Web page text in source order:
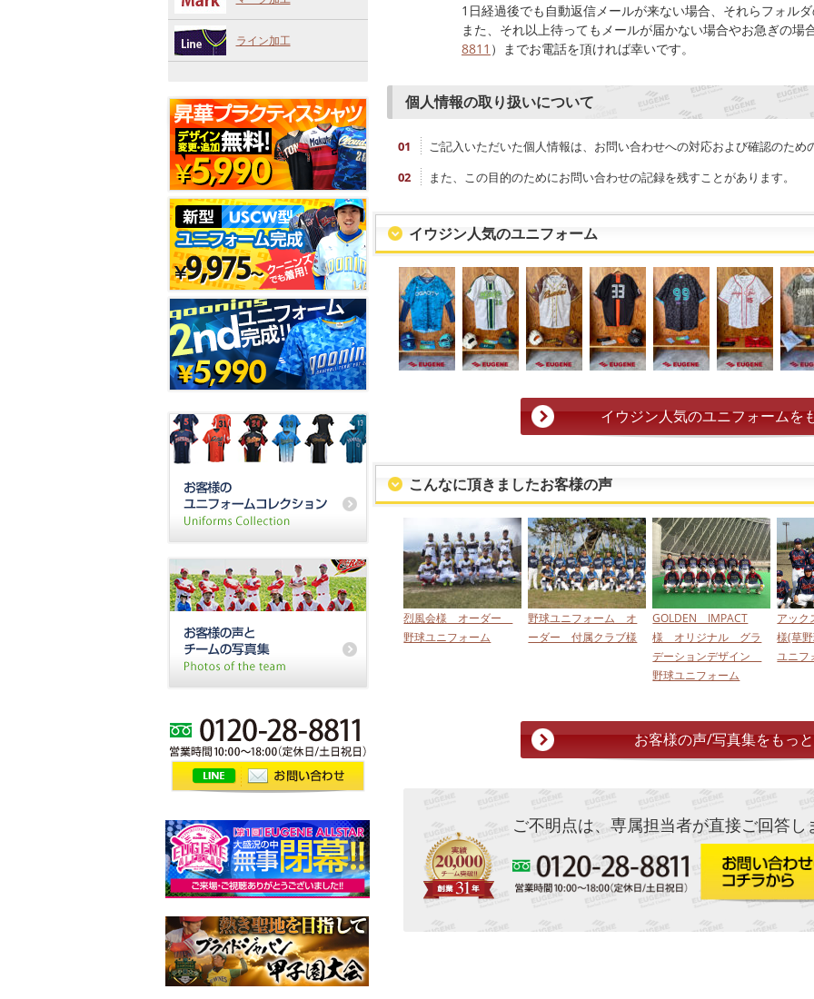
1日経過後でも自動返信メールが来ない場合、それらフォルダ
また、それ以上待ってもメールが届かない場合やお急ぎの場
8811 ）までお電話を頂ければ幸いです。
個人情報の取り扱いについて
ご記入いただいた個人情報は、お問い合わせへの対応および確認のため
また、この目的のためにお問い合わせの記録を残すことがあります。
イウジン人気のユニフォーム
イウジン人気のユニフォームを
こんなに頂きましたお客様の声
烈風会様 オーダー
野球ユニフォーム
野球ユニフォーム オ
ーダー 付属クラブ様
GOLDEN IMPACT
様 オリジナル グラ
デーションデザイン
野球ユニフォーム
アッ
様(草
ユニフ
お客様の声/写真集をもっ
ご不明点は、専属担当者が直接ご回答し
ライン加工